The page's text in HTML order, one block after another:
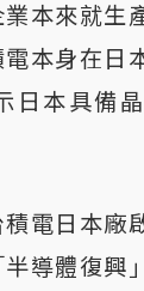
本來就生
本身在日
日本具備
電日本廠
導體復興